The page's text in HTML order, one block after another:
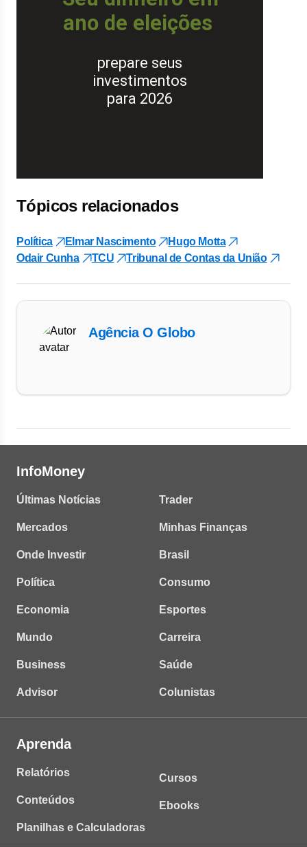
Tópicos relacionados
Política Elmar Nascimento
Hugo Motta
Odair Cunha
TCU Tribunal de Contas da União
Agência O Globo
InfoMoney
Últimas Notícias
Mercados
Onde Investir
Política
Economia
Mundo
Business
Advisor
Trader
Minhas Finanças
Brasil
Consumo
Esportes
Carreira
Saúde
Colunistas
Aprenda
Relatórios
Conteúdos
Planilhas e Calculadoras
Cursos
Ebooks